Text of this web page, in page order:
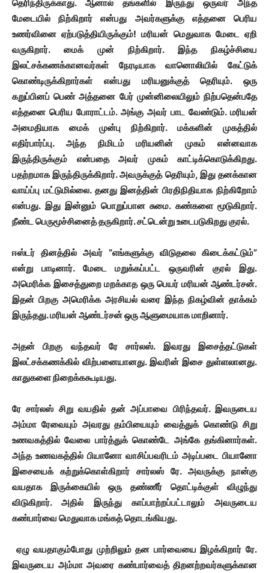
தெரிந்திருக்காது. ஆனால் தங்களில் இருந்து ஒருவர் அந்த
மேடையில் நிற்கிறார் என்பது அவர்களுக்கு எத்தனை பெரிய
உணர்வினை ஏற்படுத்தியிருக்கும்! மரியன் மெதுவாக மேடை ஏறி
வருகிறார். மைக் முன் நிற்கிறார். இந்த நிகழ்ச்சியை
இலட்சக்கணக்கானவர்கள் நேரடியாக வானொலியில் கேட்டுக்
கொண்டிருக்கிறார்கள் என்பது மரியனுக்குத் தெரியும். ஒரு
கறுப்பினப் பெண் அத்தனை பேர் முன்னிலையிலும் நிற்பதென்பதே
எத்தனை பெரிய போராட்டம். அங்கு அவர் பாட வேண்டும். மரியன்
அமைதியாக மைக் முன்பு நிற்கிறார். மக்களின் முகத்தில்
எதிர்பார்ப்பு. அந்த நிமிடம் மரியனின் முகம் என்னவாக
இருந்திருக்கும் என்பதை அவர் முகம் காட்டிக்கொடுக்கிறது.
பதற்றமாக இருந்திருக்கிறார். அவருக்குத் தெரியும், இது தனக்கான
வாய்ப்பு மட்டுமில்லை. தனது இனத்தின் பிரதிநிதியாக நிற்கிறோம்
என்பது. இது இன்னும் பொறுப்பான சுமை. கண்களை மூடுகிறார்.
நீண்ட பெருமூச்சினைத் தருகிறார். சட்டென்று உடைபடுகிறது குரல்.
ஈஸ்டர் தினத்தில் அவர் “எங்களுக்கு விடுதலை கிடைக்கட்டும்”
என்று பாடினார். மேடை மறுக்கப்பட்ட ஒருவரின் குரல் இது.
அமெரிக்க இசைத்துறை மறக்காத ஒரு பெயர் மரியன் ஆண்டர்சன்.
இதன் பிறகு அமெரிக்க அரசியல் வரை இந்த நிகழ்வின் தாக்கம்
இருந்தது. மரியன் ஆண்டர்சன் ஒரு ஆளுமையாக மாறினார்.
அதன் பிறகு வந்தவர் ரே சார்லஸ். இவரது இசைத்தட்டுகள்
இலட்சக்கணக்கில் விற்பனையானது. இவரின் இசை துள்ளலானது.
காதுகளை நிறைக்ககூடியது.
ரே சார்லஸ் சிறு வயதில் தன் அப்பாவை பிரிந்தவர். இவருடைய
அம்மா ரேவையும் அவரது தம்பியையும் வைத்துக் கொண்டு சிறு
உணவகத்தில் வேலை பார்த்துக் கொண்டே அங்கே தங்கினார்கள்.
அந்த உணவகத்தில் பியானோ வாசிப்பவரிடம் அடிப்படை பியானோ
இசையைக் கற்றுக்கொள்கிறார் சார்லஸ் ரே. அவருக்கு நான்கு
வயதாக இருக்கையில் ஒரு தண்ணீர் தொட்டிக்குள் விழுந்து
விடுகிறார். அதில் இருந்து காப்பாற்றப்பட்டாலும் அவருடைய
கண்பார்வை மெதுவாக மங்கத் தொடங்கியது.
ஏழு வயதாகும்போது முற்றிலும் தன பார்வையை இழக்கிறார் ரே.
இவருடைய அம்மா அவரை கண்பார்வைத் திறனற்றவர்களுக்கான